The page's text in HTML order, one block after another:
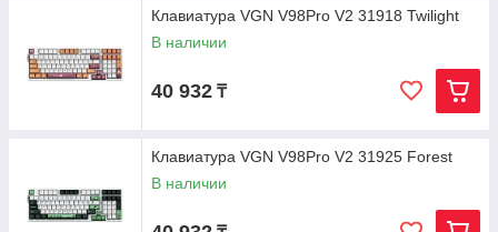
Клавиатура VGN V98Pro V2 31918 Twilight
В наличии
40 932 ₸
Клавиатура VGN V98Pro V2 31925 Forest
В наличии